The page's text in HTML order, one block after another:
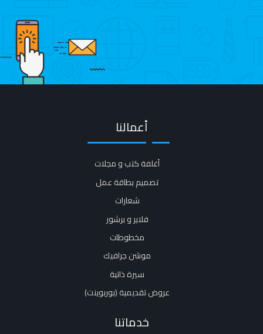
أعمالنا
أغلفة كتب و مجلات​
تصميم بطاقة عمل
شعارات
فلاير و برشور​
مخطوطات
موشن جرافيك​
سيرة ذاتية​
عروض تقديمية (بوربوينت)​
خدماتنا